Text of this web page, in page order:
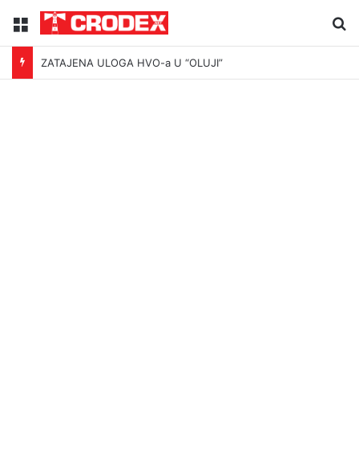
Menu
ZATAJENA ULOGA HVO-a U “OLUJI”